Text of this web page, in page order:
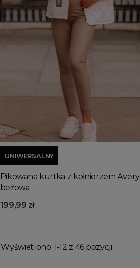
UNIWERSALNY
Pikowana kurtka z kołnierzem Avery
beżowa
199,99 zł
Wyświetlono: 1-12 z 46 pozycji